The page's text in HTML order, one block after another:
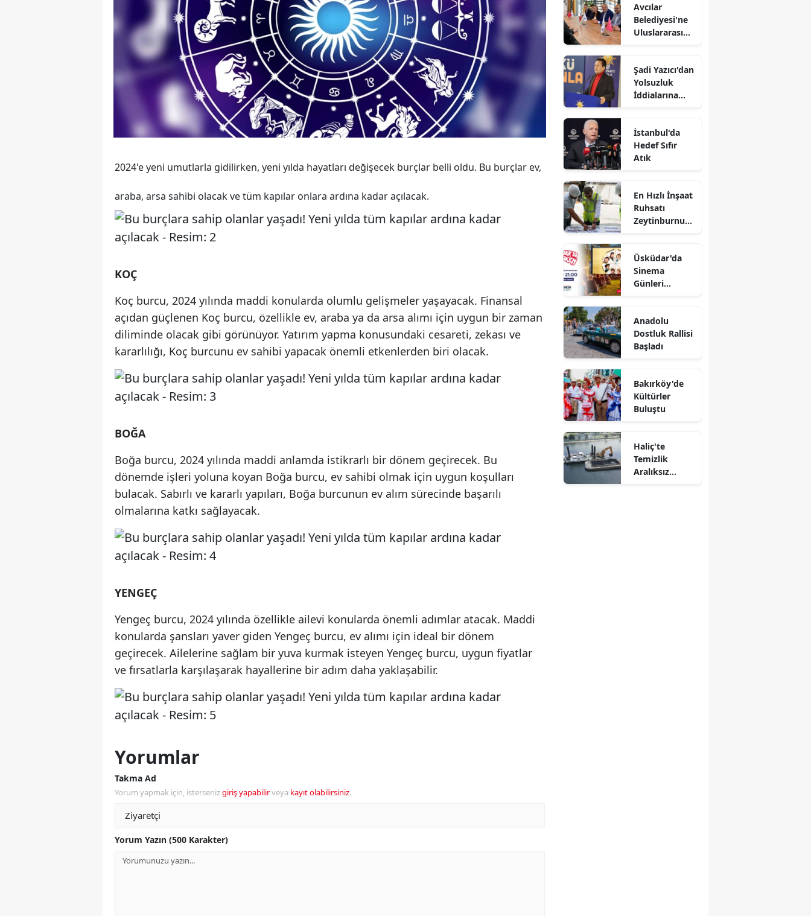
2024'e yeni umutlarla gidilirken, yeni yılda hayatları değişecek burçlar belli oldu. Bu burçlar ev,
araba, arsa sahibi olacak ve tüm kapılar onlara ardına kadar açılacak.
KOÇ
Koç burcu, 2024 yılında maddi konularda olumlu gelişmeler yaşayacak. Finansal
açıdan güçlenen Koç burcu, özellikle ev, araba ya da arsa alımı için uygun bir zaman
diliminde olacak gibi görünüyor. Yatırım yapma konusundaki cesareti, zekası ve
kararlılığı, Koç burcunu ev sahibi yapacak önemli etkenlerden biri olacak.
BOĞA
Boğa burcu, 2024 yılında maddi anlamda istikrarlı bir dönem geçirecek. Bu
dönemde işleri yoluna koyan Boğa burcu, ev sahibi olmak için uygun koşulları
bulacak. Sabırlı ve kararlı yapıları, Boğa burcunun ev alım sürecinde başarılı
olmalarına katkı sağlayacak.
YENGEÇ
Yengeç burcu, 2024 yılında özellikle ailevi konularda önemli adımlar atacak. Maddi
konularda şansları yaver giden Yengeç burcu, ev alımı için ideal bir dönem
geçirecek. Ailelerine sağlam bir yuva kurmak isteyen Yengeç burcu, uygun fiyatlar
ve fırsatlarla karşılaşarak hayallerine bir adım daha yaklaşabilir.
Yorumlar
Takma Ad
Yorum yapmak için, istersenizgiriş yapabilirveya kayıt olabilirsiniz.
Yorum Yazın (500 Karakter)
Avcılar
Belediyesi'ne
Uluslararası
Şadi Yazıcı'dan
Yolsuzluk
İddialarına
İstanbul'da
Hedef Sıfır
Atık
En Hızlı İnşaat
Ruhsatı
Zeytinburnu
Üsküdar'da
Sinema
Günleri
Anadolu
Dostluk Rallisi
Başladı
Bakırköy'de
Kültürler
Buluştu
Haliç'te
Temizlik
Aralıksız